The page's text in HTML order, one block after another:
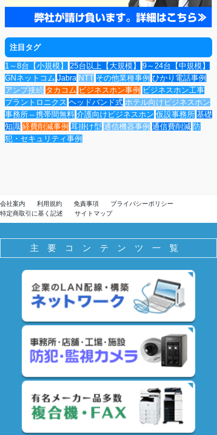
注目タグ
1～8台【小規模】 25台以上【大規模】
9～24台【中規模】
GNネットコム Jabra NTT その他業種事例 ひかり電話事例
アンプ接続 タカコム ビジネスホン事例 ビジネスホン工事
プラントロニクス ヘッドバンド式 ホテル向けビジネスホン
事務所⇔携帯間無料 介護向けビジネスホン 仮設事務所 基礎
知識 経費削減事例 耳掛け型 通信機器事例 通信費削減 防
犯・セキュリティ事例
会社案内 利用規約 免責事項
プライバシーポリシー
特定商取引に基く記述
サイトマップ
主要コンテンツ一覧